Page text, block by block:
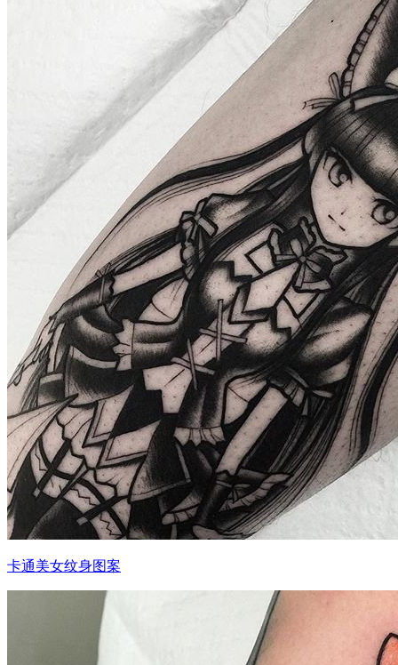
武汉老兵纹身微信
： 服务号：laobingwenshen 订阅号：laobing66666 打造国
文资讯！精美纹身图案及手稿 纹身作品 一站搞定！回复相
问千万素材的微官网，中国最强最全纹身图案尽在其中！
卡通美女纹身图案